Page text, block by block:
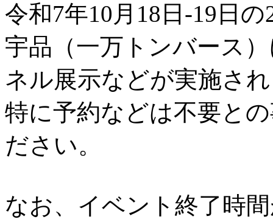
令和7年10月18日-19日の
宇品（一万トンバース
ネル展示などが実施さ
特に予約などは不要と
ださい。
なお、イベント終了時